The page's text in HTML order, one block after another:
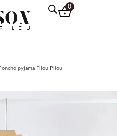
0
Poncho pyjama Pilou Pilou